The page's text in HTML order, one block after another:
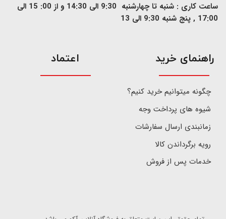
ساعت کاری : شنبه تا چهارشنبه 9:30 الی 14:30 و از 00: 15 الی
17:00 , پنج شنبه 9:30 الی 13
​راهنمای خرید
چگونه میتوانیم خرید کنیم؟
شیوه های پرداخت وجه
زمانبندی ارسال سفارشات
رویه برگرداندن کالا
خدمات پس از فروش
اعتماد